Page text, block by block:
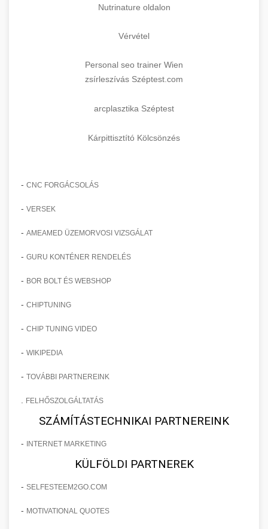
Nutrinature oldalon
Vérvétel
Personal seo trainer Wien
zsírleszívás Széptest.com
arcplasztika Széptest
Kárpittisztító Kölcsönzés
- CNC FORGÁCSOLÁS
- VERSEK
- AMEAMED ÜZEMORVOSI VIZSGÁLAT
- GURU KONTÉNER RENDELÉS
- BOR BOLT ÉS WEBSHOP
- CHIPTUNING
- CHIP TUNING VIDEO
- WIKIPEDIA
- TOVÁBBI PARTNEREINK
FELHŐSZOLGÁLTATÁS
SZÁMÍTÁSTECHNIKAI PARTNEREINK
- INTERNET MARKETING
KÜLFÖLDI PARTNEREK
- SELFESTEEM2GO.COM
- MOTIVATIONAL QUOTES